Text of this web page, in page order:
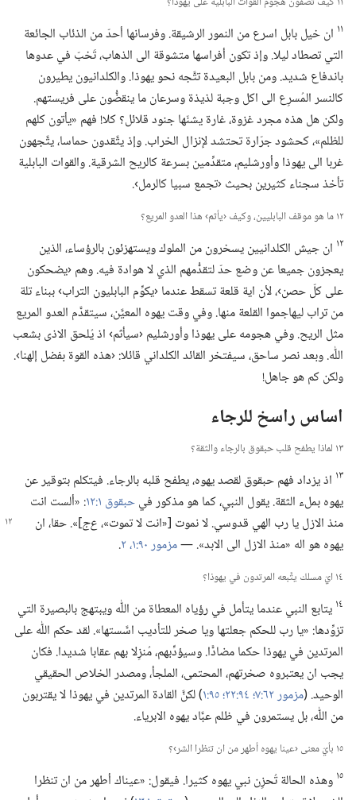
١١ ان خيل بابل اسرع من النمور الرشيقة.‏ وفرسانها أحدّ من الذئاب الجائعة
التي تصطاد ليلا.‏ وإذ تكون أفراسها متشوقة الى الذهاب،‏ تَخبّ في عدوها
باندفاع شديد.‏ ومن بابل البعيدة تتَّجه نحو يهوذا.‏ والكلدانيون يطيرون
كالنسر المُسرِع الى اكل وجبة لذيذة وسرعان ما ينقضُّون على فريستهم.‏
ولكن هل هذه مجرد غزوة،‏ غارة يشنّها جنود قلائل؟‏ كلا!‏ فهم «يأتون كلهم
للظلم»،‏ كحشود جرّارة تحتشد لإنزال الخراب.‏ وإذ يتَّقدون حماسا،‏ يتَّجهون
غربا الى يهوذا وأورشليم،‏ متقدِّمين بسرعة كالريح الشرقية.‏ والقوات البابلية
تأخذ سجناء كثيرين بحيث ‹تجمع سبيا كالرمل›.‏
١٢ ما هو موقف البابليين،‏ وكيف ‹يأثم› هذا العدو المريع؟‏
١٢ ان جيش الكلدانيين يسخرون من الملوك ويستهزئون بالرؤساء،‏ الذين
يعجزون جميعا عن وضع حدّ لتقدُّمهم الذي لا هوادة فيه.‏ وهم ‹يضحكون
على كلّ حصن›،‏ لأن اية قلعة تسقط عندما ‹يكوِّم البابليون التراب› ببناء تلة
من تراب ليهاجموا القلعة منها.‏ وفي وقت يهوه المعيَّن،‏ سيتقدَّم العدو المريع
مثل الريح.‏ وفي هجومه على يهوذا وأورشليم ‹سيأثم› اذ يُلحق الاذى بشعب
اللّٰه.‏ وبعد نصر ساحق،‏ سيفتخر القائد الكلداني قائلا:‏ ‹هذه القوة بفضل إلهنا›.‏
ولكن كم هو جاهل!‏
اساس راسخ للرجاء
١٣ لماذا يطفح قلب حبقوق بالرجاء والثقة؟‏
١٣ اذ يزداد فهم حبقوق لقصد يهوه،‏ يطفح قلبه بالرجاء.‏ فيتكلم بتوقير عن
يهوه بملء الثقة.‏ يقول النبي،‏ كما هو مذكور فيحبقوق ١:‏١٢
‏:‏ «ألست انت
منذ الازل يا رب الهي قدوسي.‏ لا نموت [«انت لا تموت»،‏ع‌ج‏]».‏ حقا،‏ ان
يهوه هو اله «منذ الازل الى الابد».‏ —‏مزمور ٩٠:‏١،‏ ٢ ‏.‏
١٤ ايّ مسلك يتَّبعه المرتدون في يهوذا؟‏
١٤ يتابع النبي عندما يتأمل في رؤياه المعطاة من اللّٰه ويبتهج بالبصيرة التي
تزوِّدها:‏ «يا رب للحكم جعلتها ويا صخر للتأديب اسَّستها».‏ لقد حكم اللّٰه على
المرتدين في يهوذا حكما مضادًّا.‏ وسيؤدِّبهم،‏ مُنزِلا بهم عقابا شديدا.‏ فكان
يجب ان يعتبروه صخرتهم،‏ المحتمى،‏ الملجأ،‏ ومصدر الخلاص الحقيقي
الوحيد.‏ (‏مزمور ٦٢:‏٧؛‏
‏)‏ لكنَّ القادة المرتدين في يهوذا لا يقتربون
من اللّٰه،‏ بل يستمرون في ظلم عبَّاد يهوه الابرياء.‏
١٥ بأيّ معنى ‹عينا يهوه أطهر من ان تنظرا الشر›؟‏
١٥ وهذه الحالة تُحزِن نبي يهوه كثيرا.‏ فيقول:‏ «عيناك أطهر من ان تنظرا